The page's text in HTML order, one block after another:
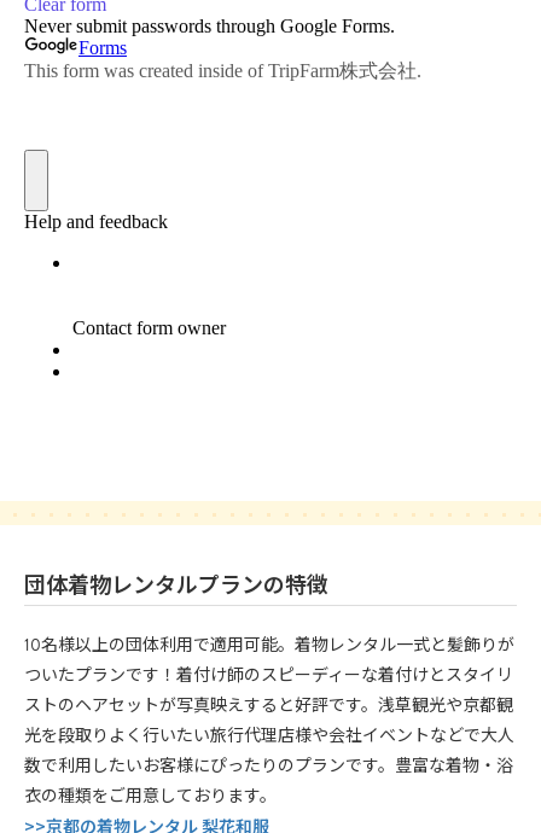
団体着物レンタルプランの特徴
10名様以上の団体利用で適用可能。着物レンタル一式と髪飾りが
ついたプランです！着付け師のスピーディーな着付けとスタイリ
ストのヘアセットが写真映えすると好評です。浅草観光や京都観
光を段取りよく行いたい旅行代理店様や会社イベントなどで大人
数で利用したいお客様にぴったりのプランです。豊富な着物・浴
衣の種類をご用意しております。
>>京都の着物レンタル 梨花和服